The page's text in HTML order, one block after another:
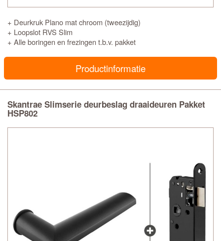
+ Deurkruk Plano mat chroom (tweezijdig)
+ Loopslot RVS Slim
+ Alle boringen en frezingen t.b.v. pakket
Productinformatie
Skantrae Slimserie deurbeslag draaideuren Pakket
HSP802